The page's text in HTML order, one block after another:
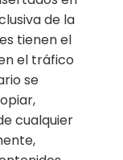
de la
tienen el
el tráfico
se
cualquier